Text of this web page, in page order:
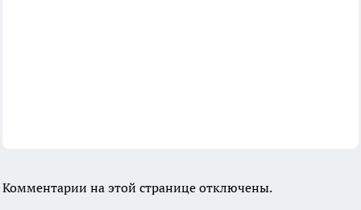
Комментарии на этой странице отключены.